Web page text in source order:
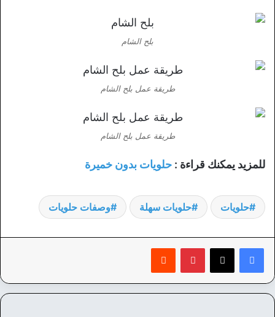
بلح الشام
طريقة عمل بلح الشام
طريقة عمل بلح الشام
للمزيد يمكنك قراءة : حلويات بدون خميرة
حلويات حلويات سهلة وصفات حلويات
بينتيريست